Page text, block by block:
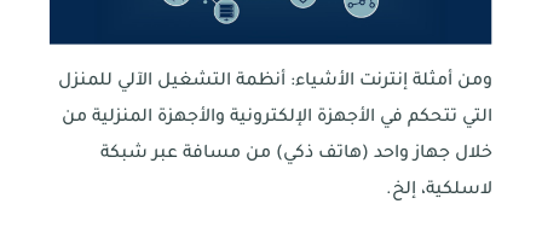
ومن أمثلة إنترنت الأشياء: أنظمة التشغيل الآلي للمنزل
التي تتحكم في الأجهزة الإلكترونية والأجهزة المنزلية من
خلال جهاز واحد (هاتف ذكي) من مسافة عبر شبكة
لاسلكية، إلخ.